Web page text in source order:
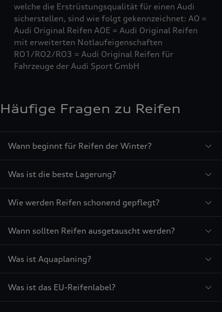
welche die Erstrüstungsqualität für einen Audi
sicherstellen, sind wie folgt gekennzeichnet: AO =
Audi Original Reifen AOE = Audi Original Reifen
mit erweiterten Notlaufeigenschaften
RO1/RO2/RO3 = Audi Original Reifen für
Fahrzeuge der Audi Sport GmbH
Häufige Fragen zu Reifen
Wann beginnt für Reifen der Winter?
Was ist die beste Lagerung?
Wie werden Reifen schonend gepflegt?
Wann sollten Reifen ausgetauscht werden?
Was ist Aquaplaning?
Was ist das EU-Reifenlabel?